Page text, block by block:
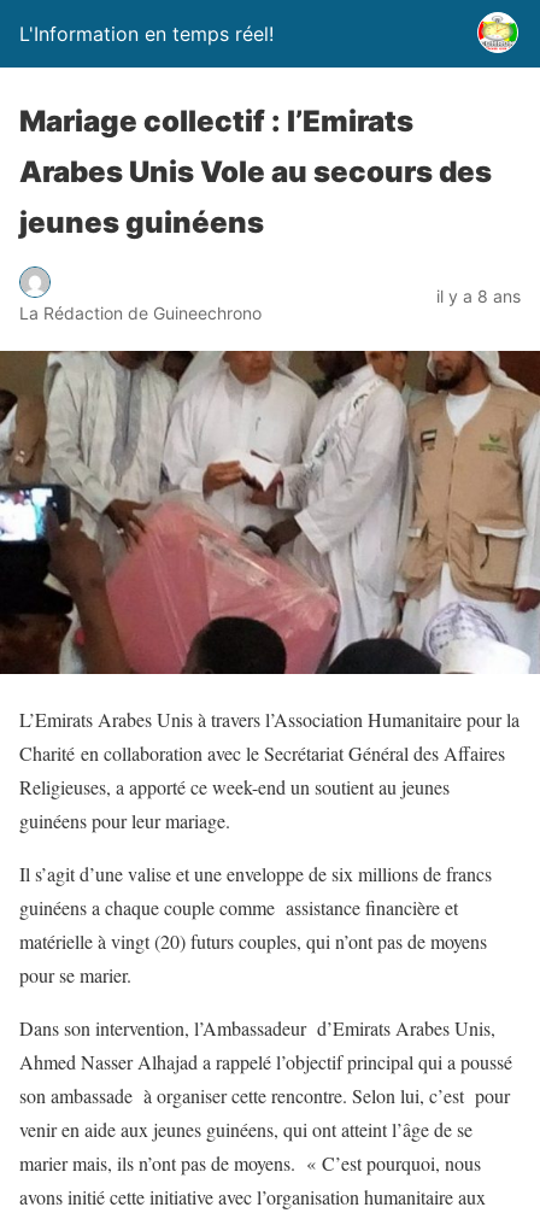
L'Information en temps réel!
Mariage collectif : l’Emirats
Arabes Unis Vole au secours des
jeunes guinéens
La Rédaction de Guineechrono
il y a 8 ans
L’Emirats Arabes Unis à travers l’Association Humanitaire pour la
Charité en collaboration avec le Secrétariat Général des Affaires
Religieuses, a apporté ce week-end un soutient au jeunes
guinéens pour leur mariage.
Il s’agit d’une valise et une enveloppe de six millions de francs
guinéens a chaque couple comme assistance financière et
matérielle à vingt (20) futurs couples, qui n’ont pas de moyens
pour se marier.
Dans son intervention, l’Ambassadeur d’Emirats Arabes Unis,
Ahmed Nasser Alhajad a rappelé l’objectif principal qui a poussé
son ambassade à organiser cette rencontre. Selon lui, c’est pour
venir en aide aux jeunes guinéens, qui ont atteint l’âge de se
marier mais, ils n’ont pas de moyens. « C’est pourquoi, nous
avons initié cette initiative avec l’organisation humanitaire aux